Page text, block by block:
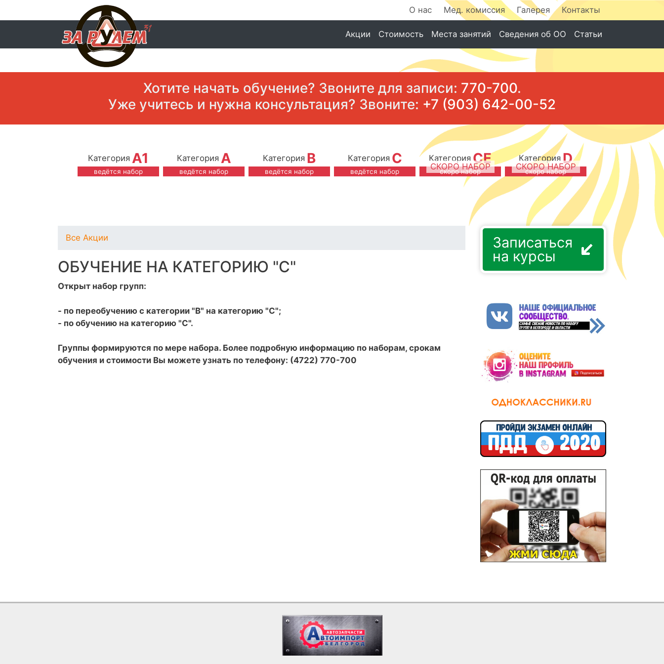
О нас Мед. комиссия Галерея Контакты
Акции Стоимость Места занятий Сведения об ОО Статьи
Хотите начать обучение? Звоните для записи: 770-700.
Уже учитесь и нужна консультация? Звоните: +7 (903) 642-00-52
Категория A1
ведётся набор
Категория A
ведётся набор
Категория B
ведётся набор
Категория C
ведётся набор
Категория CE
СКОРО НАБОР
скоро набор
Категория D
СКОРО НАБОР
скоро набор
Все Акции
ОБУЧЕНИЕ НА КАТЕГОРИЮ "С"
Открыт набор групп:
- по переобучению с категории "В" на категорию "С";
- по обучению на категорию "С".
Группы формируются по мере набора. Более подробную информацию по наборам, срокам
обучения и стоимости Вы можете узнать по телефону: (4722) 770-700
Записаться
на курсы